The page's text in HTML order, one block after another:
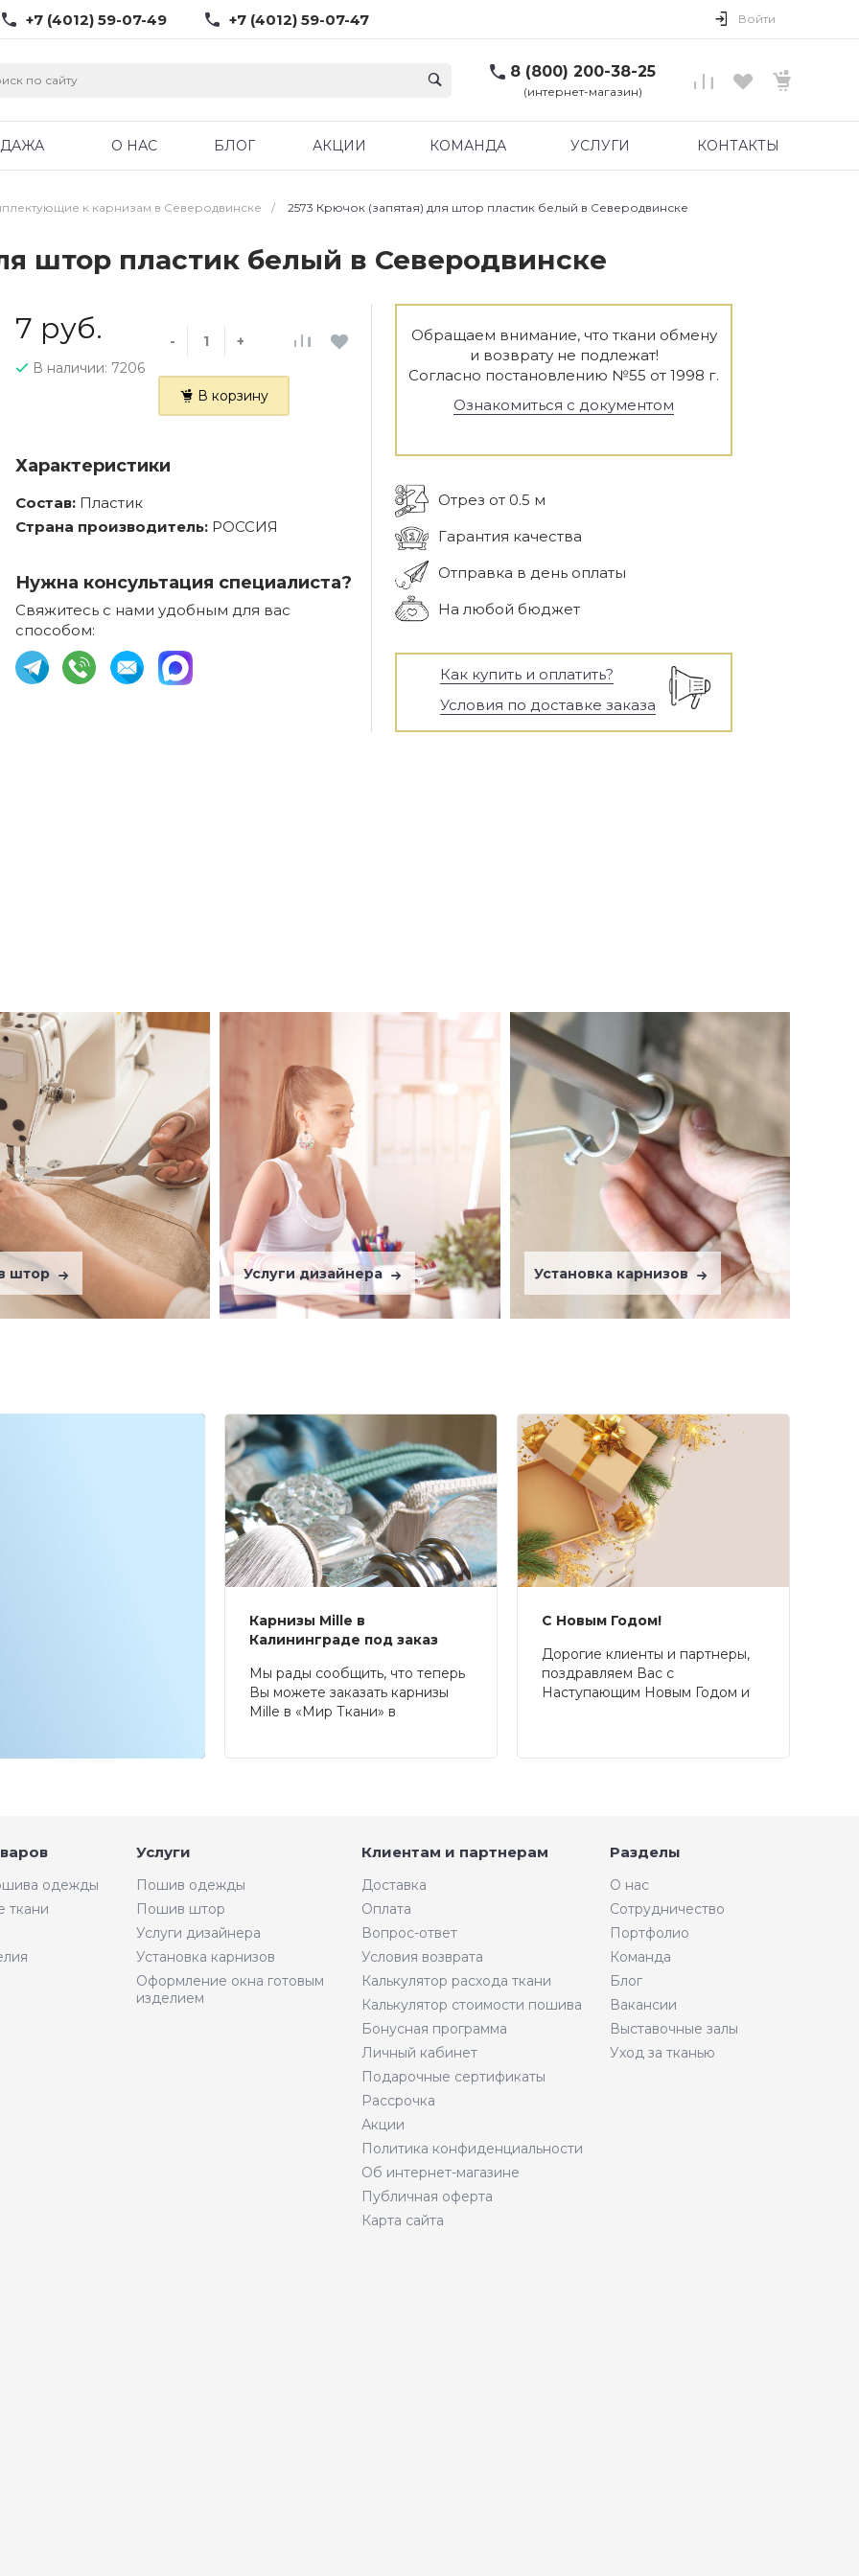
+7 (4012) 59-07-49 +7 (4012) 59-07-47 Войти
8 (800) 200-38-25
(интернет-магазин)
О НАС БЛОГ АКЦИИ КОМАНДА УСЛУГИ КОНТАКТЫ
к карнизам в Северодвинске / 2573 Крючок (запятая) для штор пластик белый в Северодвинске
штор пластик белый в Северодвинске
7 руб.
В наличии: 7206
- +
В корзину
Характеристики
Состав: Пластик
Страна производитель: РОССИЯ
Нужна консультация специалиста?
Свяжитесь с нами удобным для вас
способом:
Обращаем внимание, что ткани обмену
и возврату не подлежат!
Согласно постановлению №55 от 1998 г.
Ознакомиться с документом
Отрез от 0.5 м
Гарантия качества
Отправка в день оплаты
На любой бюджет
Как купить и оплатить?
Условия по доставке заказа
штор Услуги дизайнера Установка карнизов
Карнизы Mille в
Калининграде под заказ
Мы рады сообщить, что теперь
Вы можете заказать карнизы
Mille в «Мир Ткани» в
С Новым Годом!
Дорогие клиенты и партнеры,
поздравляем Вас с
Наступающим Новым Годом и
одежды
ткани
Услуги
Пошив одежды
Пошив штор
Услуги дизайнера
Установка карнизов
Оформление окна готовым
изделием
Клиентам и партнерам
Доставка
Оплата
Вопрос-ответ
Условия возврата
Калькулятор расхода ткани
Калькулятор стоимости пошива
Бонусная программа
Личный кабинет
Подарочные сертификаты
Рассрочка
Акции
Политика конфиденциальности
Об интернет-магазине
Публичная оферта
Карта сайта
Разделы
О нас
Сотрудничество
Портфолио
Команда
Блог
Вакансии
Выставочные залы
Уход за тканью